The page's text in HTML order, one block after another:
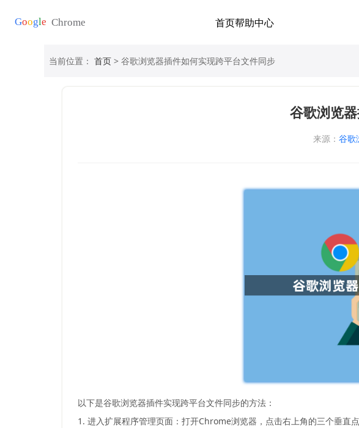
首页帮助中心
当前位置： 首页 > 谷歌浏览器插件如何实现跨平台文件同步
谷歌浏览
来源： 谷歌
以下是谷歌浏览器插件实现跨平台文件同步的方法：
1. 进入扩展程序管理页面：打开Chrome浏览器，点击右上角的三个垂直